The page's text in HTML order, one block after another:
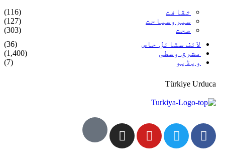
ثقافت
(116)
سیروسیاحت
(127)
صحت
(303)
لائف سٹائل خاص
(36)
مشرق وسطی
(1,400)
ویڈیو
(7)
Türkiye Urduca